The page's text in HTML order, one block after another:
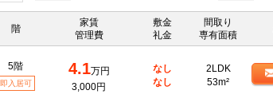
階
家賃
管理費
敷金
礼金
間取り
専有面積
5階
即入居可
4.1万円
3,000円
なし
なし
2LDK
53m²